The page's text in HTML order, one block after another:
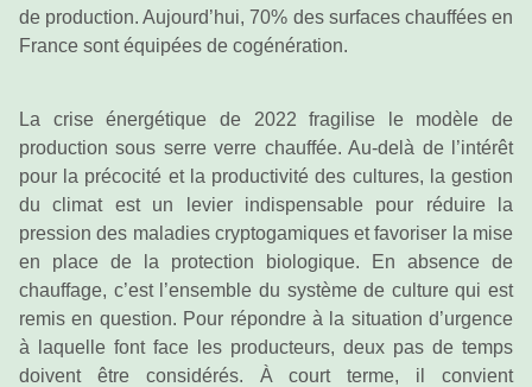
de production. Aujourd’hui, 70% des surfaces chauffées en
France sont équipées de cogénération.
La crise énergétique de 2022 fragilise le modèle de
production sous serre verre chauffée. Au-delà de l’intérêt
pour la précocité et la productivité des cultures, la gestion
du climat est un levier indispensable pour réduire la
pression des maladies cryptogamiques et favoriser la mise
en place de la protection biologique. En absence de
chauffage, c’est l’ensemble du système de culture qui est
remis en question. Pour répondre à la situation d’urgence
à laquelle font face les producteurs, deux pas de temps
doivent être considérés. À court terme, il convient